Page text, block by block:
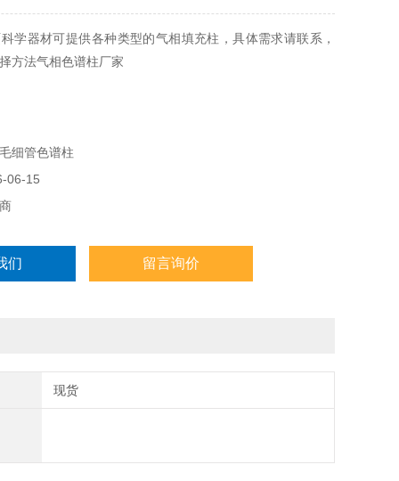
学器材可提供各种类型的气相填充柱，具体需求请联系，
方法气相色谱柱厂家
细管色谱柱
06-15
们 留言询价
现货